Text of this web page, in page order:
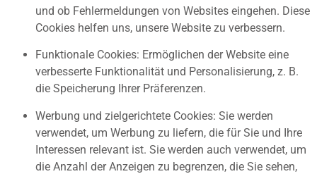
und ob Fehlermeldungen von Websites eingehen. Diese
Cookies helfen uns, unsere Website zu verbessern.
Funktionale Cookies: Ermöglichen der Website eine
verbesserte Funktionalität und Personalisierung, z. B.
die Speicherung Ihrer Präferenzen.
Werbung und zielgerichtete Cookies: Sie werden
verwendet, um Werbung zu liefern, die für Sie und Ihre
Interessen relevant ist. Sie werden auch verwendet, um
die Anzahl der Anzeigen zu begrenzen, die Sie sehen,